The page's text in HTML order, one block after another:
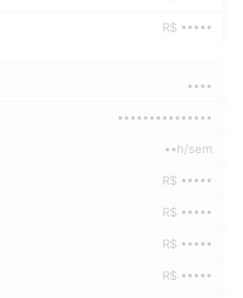
R$ •••••
••••
•••••••••••••••
••h/sem
R$ •••••
R$ •••••
R$ •••••
R$ •••••